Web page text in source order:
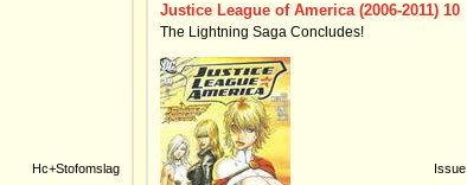
Hc+Stofomslag
Justice League of America (2006-2011) 10
The Lightning Saga Concludes!
Issue